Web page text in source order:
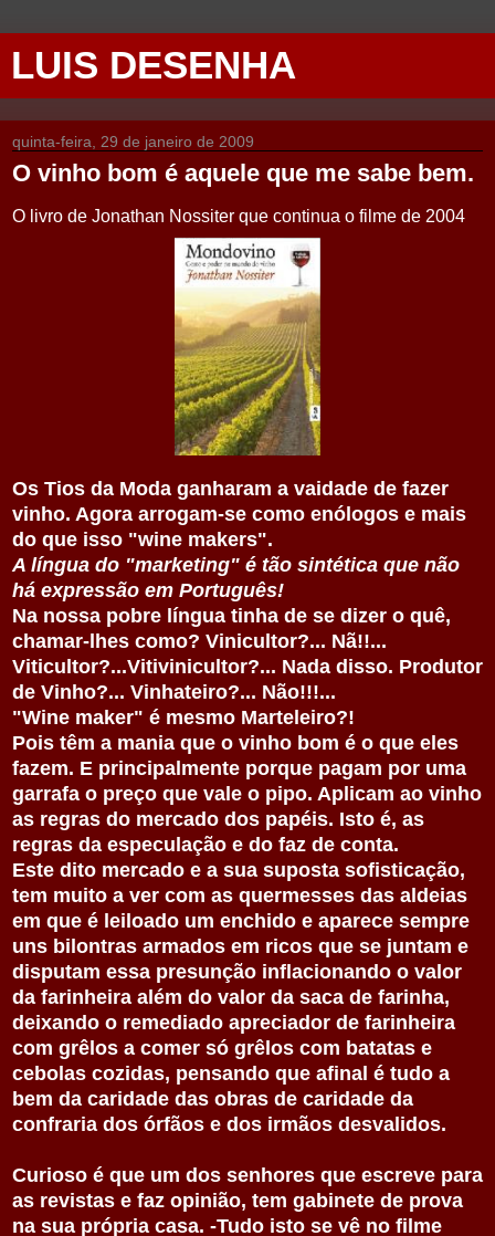
LUIS DESENHA
quinta-feira, 29 de janeiro de 2009
O vinho bom é aquele que me sabe bem.
O livro de Jonathan Nossiter que continua o filme de 2004
Os Tios da Moda ganharam a vaidade de fazer
vinho. Agora arrogam-se como enólogos e mais
do que isso "wine makers".
A língua do "marketing" é tão sintética que não
há expressão em Português!
Na nossa pobre língua tinha de se dizer o quê,
chamar-lhes como? Vinicultor?... Nã!!...
Viticultor?...Vitivinicultor?... Nada disso. Produtor
de Vinho?... Vinhateiro?... Não!!!...
"Wine maker" é mesmo Marteleiro?!
Pois têm a mania que o vinho bom é o que eles
fazem. E principalmente porque pagam por uma
garrafa o preço que vale o pipo. Aplicam ao vinho
as regras do mercado dos papéis. Isto é, as
regras da especulação e do faz de conta.
Este dito mercado e a sua suposta sofisticação,
tem muito a ver com as quermesses das aldeias
em que é leiloado um enchido e aparece sempre
uns bilontras armados em ricos que se juntam e
disputam essa presunção inflacionando o valor
da farinheira além do valor da saca de farinha,
deixando o remediado apreciador de farinheira
com grêlos a comer só grêlos com batatas e
cebolas cozidas, pensando que afinal é tudo a
bem da caridade das obras de caridade da
confraria dos órfãos e dos irmãos desvalidos.
Curioso é que um dos senhores que escreve para
as revistas e faz opinião, tem gabinete de prova
na sua própria casa. -Tudo isto se vê no filme